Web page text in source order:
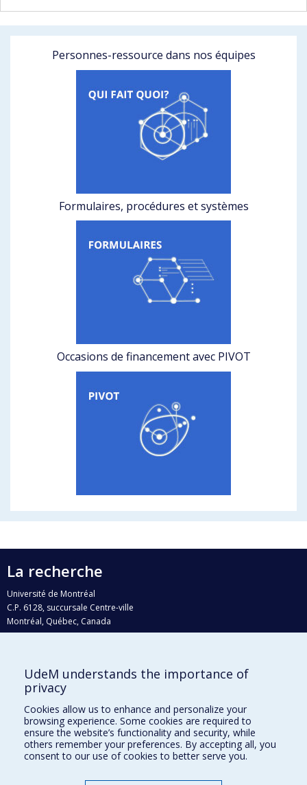
Personnes-ressource dans nos équipes
Formulaires, procédures et systèmes
Occasions de financement avec PIVOT
La recherche
Université de Montréal
C.P. 6128, succursale Centre-ville
Montréal, Québec, Canada
H3C 3J7
Qui fait quoi?
Nous trouver
Plan du site
Accessibilité
UdeM understands the importance of
privacy
Cookies allow us to enhance and personalize your
browsing experience. Some cookies are required to
ensure the website’s functionality and security, while
others remember your preferences. By accepting all, you
consent to our use of cookies to better serve you.